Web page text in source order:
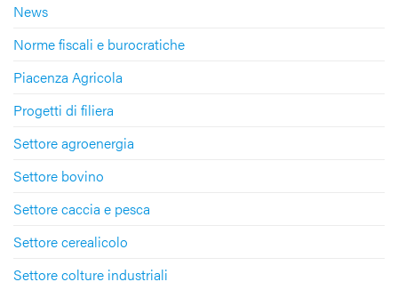
News
Norme fiscali e burocratiche
Piacenza Agricola
Progetti di filiera
Settore agroenergia
Settore bovino
Settore caccia e pesca
Settore cerealicolo
Settore colture industriali